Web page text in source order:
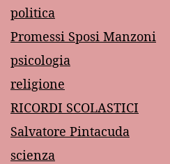
politica
Promessi Sposi Manzoni
psicologia
religione
RICORDI SCOLASTICI
Salvatore Pintacuda
scienza